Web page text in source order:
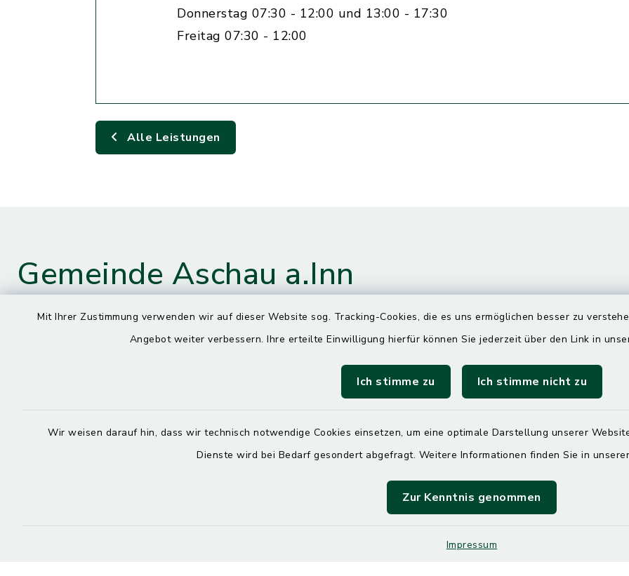
Mit Ihrer Zustimmung verwenden wir auf dieser Website sog. Tracking-Cookies, die es uns ermöglichen besser zu
Angebot weiter verbessern. Ihre erteilte Einwilligung hierfür können Sie jederzeit über den Link in
Ich stimme zu Ich stimme nicht zu
Wir weisen darauf hin, dass wir technisch notwendige Cookies einsetzen, um eine optimale Darstellung unserer
Dienste wird bei Bedarf gesondert abgefragt. Weitere Informationen finden Sie in
Zur Kenntnis genommen
Impressum
Donnerstag 07:30 - 12:00 und 13:00 - 17:30
Freitag 07:30 - 12:00
Alle Leistungen
Gemeinde Aschau a.Inn
Kontaktdaten
08638 9435-0
facebookinstagram
Öffnungszeiten
7.30 – 13.00 Uhr
Dienstag, Mittwoch und Freitag
7.30 – 12.00 Uhr
13.00 – 17.30 Uhr